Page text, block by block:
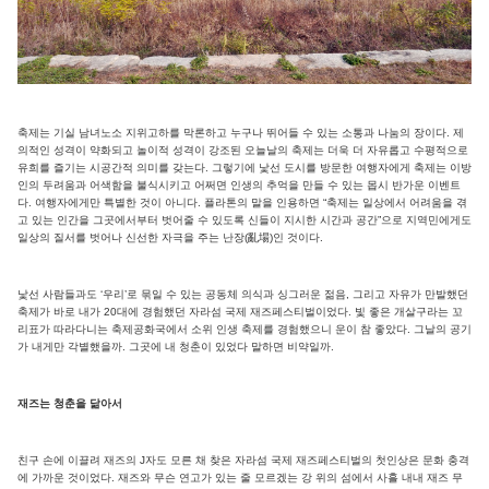
축제는 기실 남녀노소 지위고하를 막론하고 누구나 뛰어들 수 있는 소통과 나눔의 장이다. 제
의적인 성격이 약화되고 놀이적 성격이 강조된 오늘날의 축제는 더욱 더 자유롭고 수평적으로
유희를 즐기는 시공간적 의미를 갖는다. 그렇기에 낯선 도시를 방문한 여행자에게 축제는 이방
인의 두려움과 어색함을 불식시키고 어쩌면 인생의 추억을 만들 수 있는 몹시 반가운 이벤트
다. 여행자에게만 특별한 것이 아니다. 플라톤의 말을 인용하면 “축제는 일상에서 어려움을 겪
고 있는 인간을 그곳에서부터 벗어줄 수 있도록 신들이 지시한 시간과 공간”으로 지역민에게도
일상의 질서를 벗어나 신선한 자극을 주는 난장(亂場)인 것이다.
낯선 사람들과도 ‘우리’로 묶일 수 있는 공동체 의식과 싱그러운 젊음, 그리고 자유가 만발했던
축제가 바로 내가 20대에 경험했던 자라섬 국제 재즈페스티벌이었다. 빛 좋은 개살구라는 꼬
리표가 따라다니는 축제공화국에서 소위 인생 축제를 경험했으니 운이 참 좋았다. 그날의 공기
가 내게만 각별했을까. 그곳에 내 청춘이 있었다 말하면 비약일까.
재즈는 청춘을 닮아서
친구 손에 이끌려 재즈의 J자도 모른 채 찾은 자라섬 국제 재즈페스티벌의 첫인상은 문화 충격
에 가까운 것이었다. 재즈와 무슨 연고가 있는 줄 모르겠는 강 위의 섬에서 사흘 내내 재즈 무